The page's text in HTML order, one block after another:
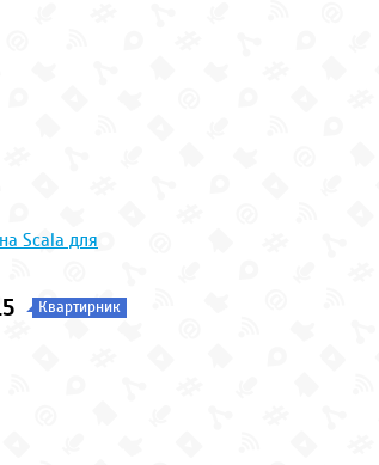
Scala для
Квартирник